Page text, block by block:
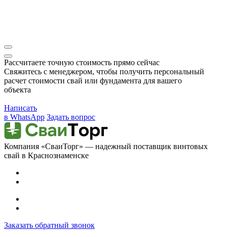
Рассчитаете точную стоимость прямо сейчас
Свяжитесь с менеджером, чтобы получить персональный
расчет стоимости свай или фундамента для вашего
объекта
Написать
в WhatsApp Задать вопрос
Компания «СваиТорг» — надежный поставщик винтовых
свай в Краснознаменске
Заказать обратный звонок